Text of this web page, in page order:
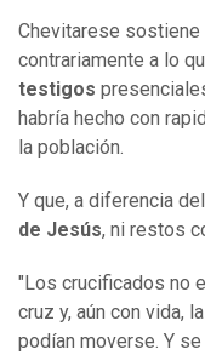
Chevitarese
contrariamente a lo
testigos
habría hecho con
la población.
Y que, a diferencia
de Jesús, ni restos
"Los crucificados no
cruz y, aún con vida,
podían moverse. Y